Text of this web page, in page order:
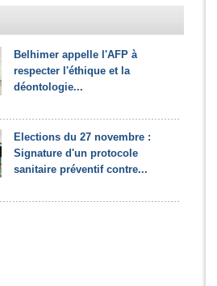
Belhimer appelle l'AFP à
respecter l'éthique et la
déontologie...
Elections du 27 novembre :
Signature d'un protocole
sanitaire préventif contre...